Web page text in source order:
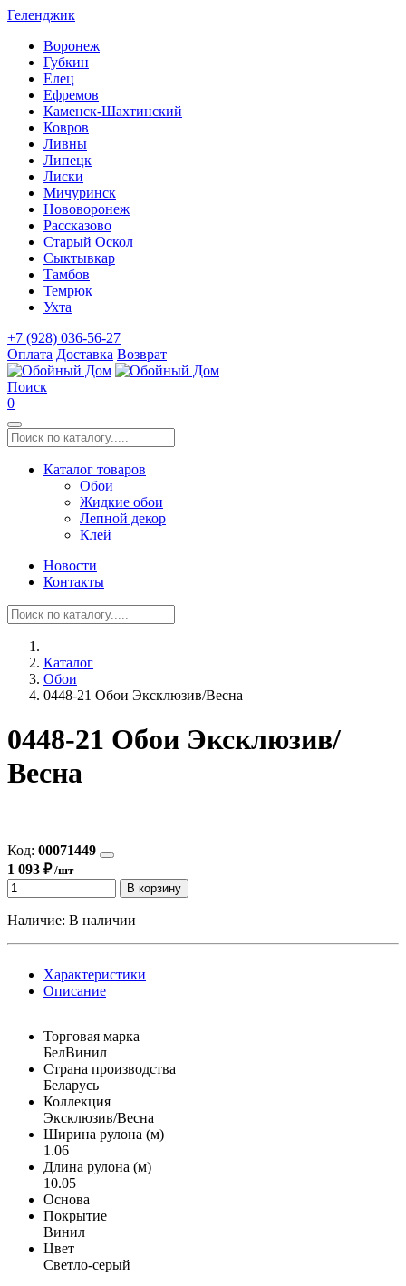
Геленджик
Воронеж
Губкин
Елец
Ефремов
Каменск-Шахтинский
Ковров
Ливны
Липецк
Лиски
Мичуринск
Нововоронеж
Рассказово
Старый Оскол
Сыктывкар
Тамбов
Темрюк
Ухта
+7 (928) 036-56-27
Оплата Доставка Возврат
Поиск
0
Каталог товаров
Обои
Жидкие обои
Лепной декор
Клей
Новости
Контакты
Каталог
Обои
0448-21 Обои Эксклюзив/Весна
0448-21 Обои Эксклюзив/
Весна
Код: 00071449
1 093 ₽/шт
В корзину
Наличие: В наличии
Характеристики
Описание
Торговая марка
БелВинил
Страна производства
Беларусь
Коллекция
Эксклюзив/Весна
Ширина рулона (м)
1.06
Длина рулона (м)
10.05
Основа
Покрытие
Винил
Цвет
Светло-серый